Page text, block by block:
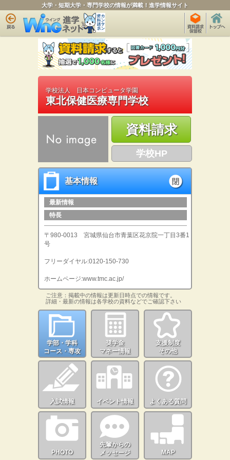
大学・短期大学・専門学校の情報が満載！進学情報サイト
学校法人 日本コンピュータ学園
東北保健医療専門学校
資料請求
学校HP
基本情報
基本情報
最新情報
特長
〒980-0013 宮城県仙台市青葉区花京院一丁目3番1
号
フリーダイヤル:0120-150-730
ホームページ:www.tmc.ac.jp/
ご注意：掲載中の情報は更新日時点での情報です。
詳細・最新の情報は各学校の資料などでご確認下さい
学部・学科
コース・専攻
奨学金
マネー情報
支援制度
その他
入試情報 イベント情報 よくある質問
PHOTO
先輩からの
メッセージ
MAP